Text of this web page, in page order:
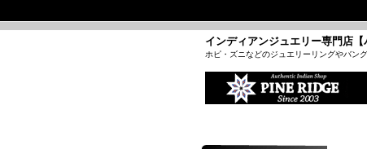
インディアンジュエリー専門店【
ホピ・ズニなどのジュエリーリングやバン